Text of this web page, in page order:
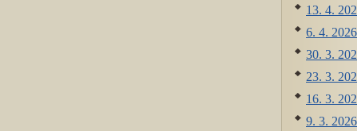
13. 4.
6. 4.
30. 3.
23. 3.
16. 3.
9. 3.